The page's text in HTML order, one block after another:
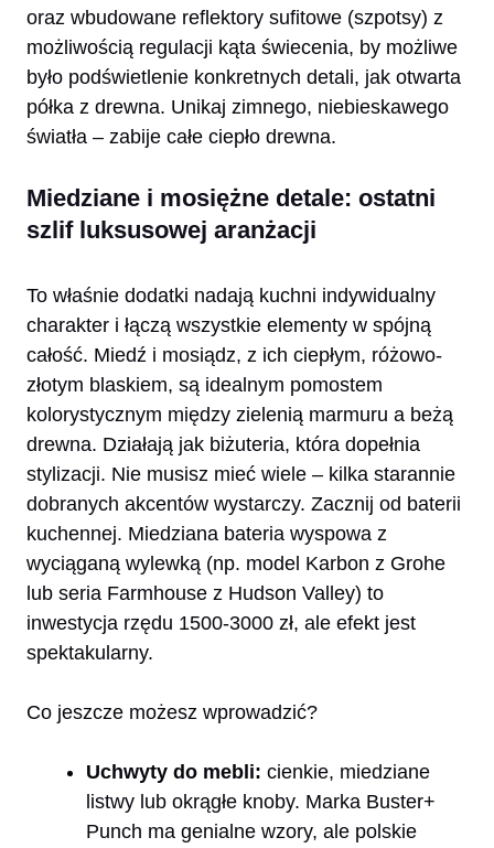
oraz wbudowane reflektory sufitowe (szpotsy) z
możliwością regulacji kąta świecenia, by możliwe
było podświetlenie konkretnych detali, jak otwarta
półka z drewna. Unikaj zimnego, niebieskawego
światła – zabije całe ciepło drewna.
Miedziane i mosiężne detale: ostatni
szlif luksusowej aranżacji
To właśnie dodatki nadają kuchni indywidualny
charakter i łączą wszystkie elementy w spójną
całość. Miedź i mosiądz, z ich ciepłym, różowo-
złotym blaskiem, są idealnym pomostem
kolorystycznym między zielenią marmuru a beżą
drewna. Działają jak biżuteria, która dopełnia
stylizacji. Nie musisz mieć wiele – kilka starannie
dobranych akcentów wystarczy. Zacznij od baterii
kuchennej. Miedziana bateria wyspowa z
wyciąganą wylewką (np. model Karbon z Grohe
lub seria Farmhouse z Hudson Valley) to
inwestycja rzędu 1500-3000 zł, ale efekt jest
spektakularny.
Co jeszcze możesz wprowadzić?
Uchwyty do mebli: cienkie, miedziane
listwy lub okrągłe knoby. Marka Buster+
Punch ma genialne wzory, ale polskie